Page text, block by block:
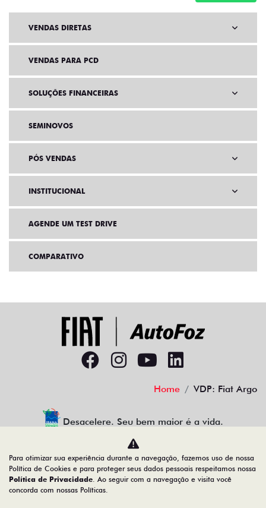
VENDAS DIRETAS
VENDAS PARA PCD
SOLUÇÕES FINANCEIRAS
SEMINOVOS
PÓS VENDAS
INSTITUCIONAL
AGENDE UM TEST DRIVE
COMPARATIVO
Home VDP: Fiat Argo
Desacelere. Seu bem maior é a vida.
AUTOFOZ VEICULOS LTDA
77.307.650/0001-09
Para otimizar sua experiência durante a navegação, fazemos uso de nossa
Política de Cookies e para proteger seus dados pessoais respeitamos nossa
Política de Privacidade. Ao seguir com a navegação e visita você
concorda com nossas Políticas.